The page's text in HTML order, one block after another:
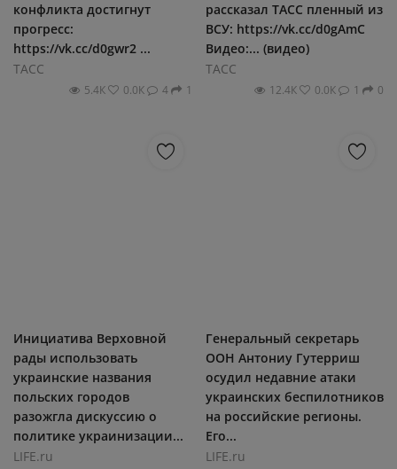
конфликта достигнут
прогресс:
https://vk.cc/d0gwr2 ...
ТАСС
5.4К 0.0К 4 1
рассказал ТАСС пленный из
ВСУ: https://vk.cc/d0gAmC
Видео:... (видео)
ТАСС
12.4К 0.0К 1 0
Инициатива Верховной
рады использовать
украинские названия
польских городов
разожгла дискуссию о
политике украинизации...
LIFE.ru
Генеральный секретарь
ООН Антониу Гутерриш
осудил недавние атаки
украинских беспилотников
на российские регионы.
Его...
LIFE.ru